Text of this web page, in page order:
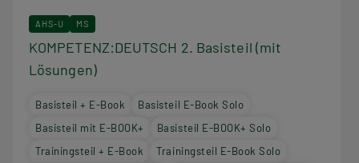
AHS-U MS
KOMPETENZ:DEUTSCH 2. Basisteil (mit
Lösungen)
Basisteil + E-Book
Basisteil E-Book Solo
Basisteil mit E-BOOK+
Basisteil E-BOOK+ Solo
Trainingsteil + E-Book
Trainingsteil E-Book Solo